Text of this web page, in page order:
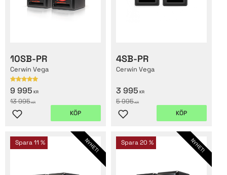
10SB-PR
Cerwin Vega
9 995 KR
13 995KR
Lägg till i favoriter
KÖP
4SB-PR
Cerwin Vega
3 995 KR
5 995KR
Lägg till i favoriter
KÖP
Spara11 % NYHET! Spara20 % NYHET!